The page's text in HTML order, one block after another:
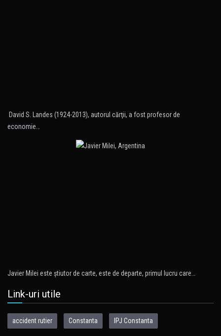
David S. Landes (1924-2013), autorul cărţii, a fost profesor de
economie…
Javier Milei este ştiutor de carte, este de departe, primul lucru care…
Link-uri utile
accident rutier Constanta IPJ Constanta